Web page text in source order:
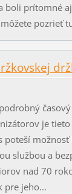
boli prítomné
pozrieť
je tieto
poteší
službou a
nad 70
pre jeho...